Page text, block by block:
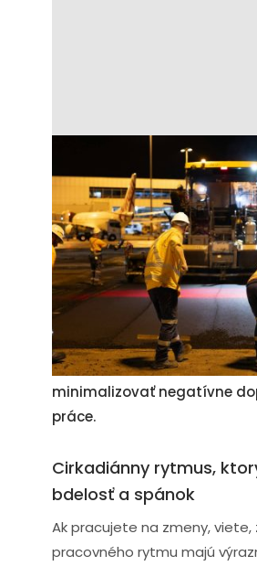
Práca na zmeny má
spánok a celkové zdravie
pracujete v noci, narúšate
cirkadiánny rytmus. Ako sa
Únavou, zhoršenou
výkyvmi nálady alebo
trávením. Správnymi
plánovaním spánku a
môžete podporiť svoj
minimalizovať negatívne
práce.
Cirkadiánny rytmus,
bdelosť a spánok
Ak pracujete na zmeny, viete,
pracovného rytmu majú